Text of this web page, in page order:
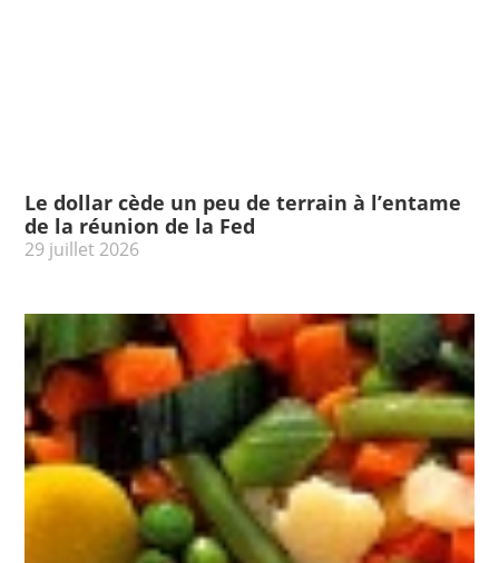
Le dollar cède un peu de terrain à l’entame
de la réunion de la Fed
29 juillet 2026